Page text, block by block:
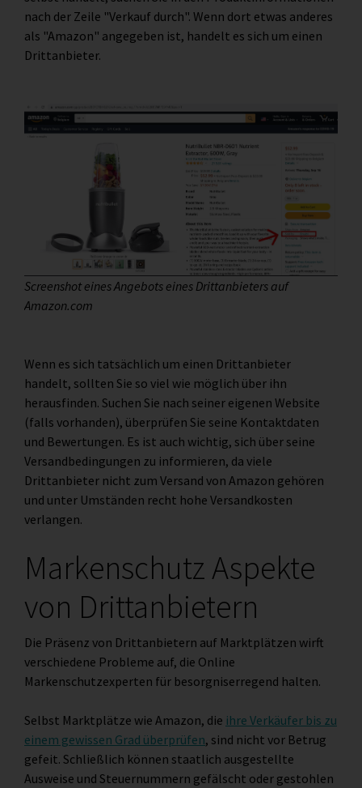
nach der Zeile "Verkauf durch". Wenn dort etwas anderes
als "Amazon" angegeben ist, handelt es sich um einen
Drittanbieter.
Screenshot eines Angebots eines Drittanbieters auf
Amazon.com
Wenn es sich tatsächlich um einen Drittanbieter
handelt, sollten Sie so viel wie möglich über ihn
herausfinden. Suchen Sie nach seiner eigenen Website
(falls vorhanden), überprüfen Sie seine Kontaktdaten
und Bewertungen. Es ist auch wichtig, sich über seine
Versandbedingungen zu informieren, da viele
Drittanbieter nicht zum Versand von Amazon gehören
und unter Umständen recht hohe Versandkosten
verlangen.
Markenschutz Aspekte
von Drittanbietern
Die Präsenz von Drittanbietern auf Marktplätzen wirft
verschiedene Probleme auf, die Online
Markenschutzexperten für besorgniserregend halten.
Selbst Marktplätze wie Amazon, die ihre Verkäufer bis zu
einem gewissen Grad überprüfen, sind nicht vor Betrug
gefeit. Schließlich können staatlich ausgestellte
Ausweise und Steuernummern gefälscht oder gestohlen